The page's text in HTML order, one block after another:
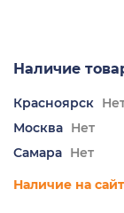
Наличие
Красноярск
Москва Нет
Самара Нет
Наличие на